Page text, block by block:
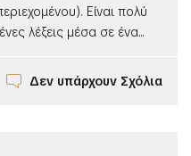
Είναι πολύ
λέξεις μέσα σε ένα...
Δεν υπάρχουν Σχόλια